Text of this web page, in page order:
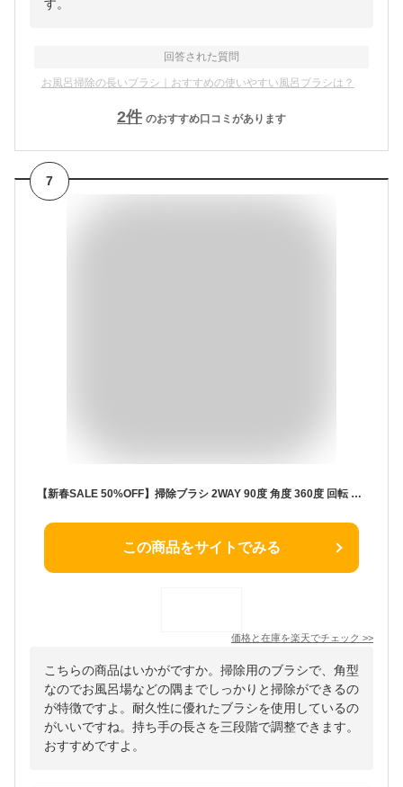
す。
回答された質問
お風呂掃除の長いブラシ｜おすすめの使いやすい風呂ブラシは？
2件 のおすすめ口コミがあります
7
【新春SALE 50%OFF】掃除ブラシ 2WAY 90度 角度 360度 回転 デッキブラシ カドフィット お風呂 浴室 床 カーペット 水切りワイパー スクレーパー フロアー ブラシ 2WAYブラシ 長さ調節 3段階 伸縮 隙間 トング 長い 高い所 V字型 サッシ 万能ブラシ 水陸両用【30857】
この商品をサイトでみる
価格と在庫を楽天でチェック >>
こちらの商品はいかがですか。掃除用のブラシで、角型
なのでお風呂場などの隅までしっかりと掃除ができるの
が特徴ですよ。耐久性に優れたブラシを使用しているの
がいいですね。持ち手の長さを三段階で調整できます。
おすすめですよ。